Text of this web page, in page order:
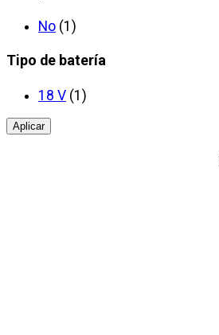
No (1)
Tipo de batería
18 V (1)
Aplicar